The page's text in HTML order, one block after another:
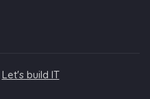
Let's build IT